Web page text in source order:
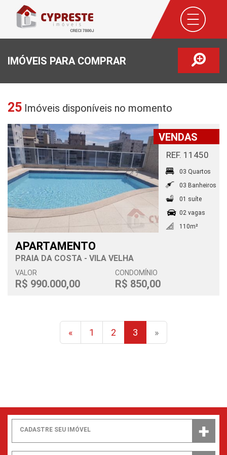
IMÓVEIS PARA COMPRAR
25 Imóveis disponíveis no momento
VENDAS
REF. 11450
03 Quartos
03 Banheiros
01 suíte
02 vagas
110m²
APARTAMENTO
PRAIA DA COSTA - VILA VELHA
VALOR
R$ 990.000,00
CONDOMÍNIO
R$ 850,00
« 1 2 3 »
CADASTRE SEU IMÓVEL